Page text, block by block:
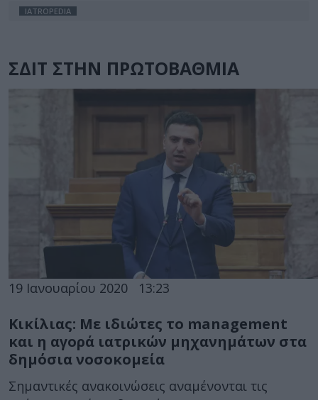
IATROPEDIA
ΣΔΙΤ ΣΤΗΝ ΠΡΩΤΟΒΑΘΜΙΑ
19 Ιανουαρίου 2020 13:23
Κικίλιας: Με ιδιώτες το management
και η αγορά ιατρικών μηχανημάτων στα
δημόσια νοσοκομεία
Σημαντικές ανακοινώσεις αναμένονται τις